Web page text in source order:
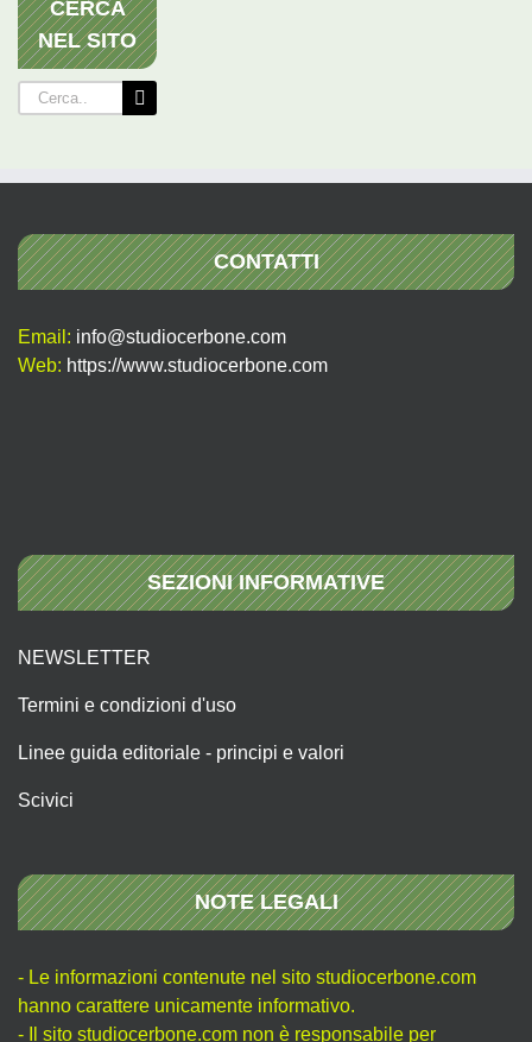
CERCA
NEL SITO
Cerca
per:
CONTATTI
Email: info@studiocerbone.com
Web: https://www.studiocerbone.com
SEZIONI INFORMATIVE
NEWSLETTER
Termini e condizioni d'uso
Linee guida editoriale - principi e valori
Scivici
NOTE LEGALI
- Le informazioni contenute nel sito studiocerbone.com
hanno carattere unicamente informativo.
- Il sito studiocerbone.com non è responsabile per